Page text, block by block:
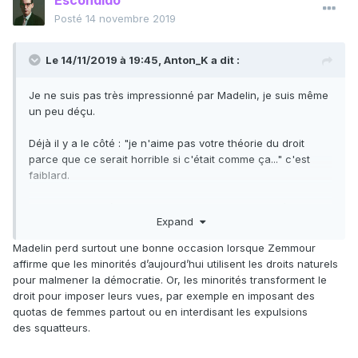
Posté 14 novembre 2019
Le 14/11/2019 à 19:45, Anton_K a dit :
Je ne suis pas très impressionné par Madelin, je suis même
un peu déçu.
Déjà il y a le côté : "je n'aime pas votre théorie du droit
parce que ce serait horrible si c'était comme ça..." c'est
faiblard.
intéressant, et quand Zemmour lui fait une pique sur les
idiotie patente, un bon exemple aurait pu le calmer et
conduire le point à la maison. Mais il ne le fait pas.
Sur la question du cadre national du libre échange il y
aurait eu matière à un débat très intéressant sur le
libéralisme en contexte mondial, la division internationale du
Expand
Madelin perd surtout une bonne occasion lorsque Zemmour
affirme que les minorités d’aujourd’hui utilisent les droits naturels
pour malmener la démocratie. Or, les minorités transforment le
droit pour imposer leurs vues, par exemple en imposant des
quotas de femmes partout ou en interdisant les expulsions
des squatteurs.